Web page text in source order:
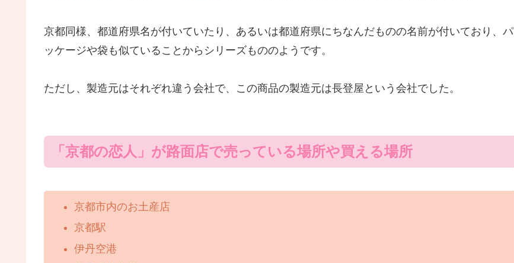
京都同様、都道府県名が付いていたり、あるいは都道府県にちなんだものの名前が付いており、パ
ッケージや袋も似ていることからシリーズもののようです。
ただし、製造元はそれぞれ違う会社で、この商品の製造元は長登屋という会社でした。
「京都の恋人」が路面店で売っている場所や買える場所
京都市内のお土産店
京都駅
伊丹空港